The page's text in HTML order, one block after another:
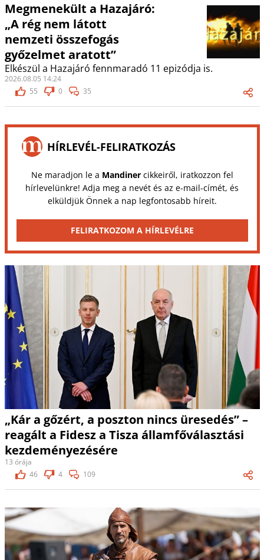
Megmenekült a Hazajáró:
„A rég nem látott
nemzeti összefogás
győzelmet aratott”
Elkészül a Hazajáró fennmaradó 11 epizódja is.
2026.08.05 14:24
55
0 35
HÍRLEVÉL-FELIRATKOZÁS
Ne maradjon le a Mandinercikkeiről, iratkozzon fel
hírlevelünkre! Adja meg a nevét és az e-mail-címét, és
elküldjük Önnek a nap legfontosabb híreit.
FELIRATKOZOM A HÍRLEVÉLRE
„Kár a gőzért, a poszton nincs üresedés” –
reagált a Fidesz a Tisza államfőválasztási
kezdeményezésére
13 órája
46
4 109